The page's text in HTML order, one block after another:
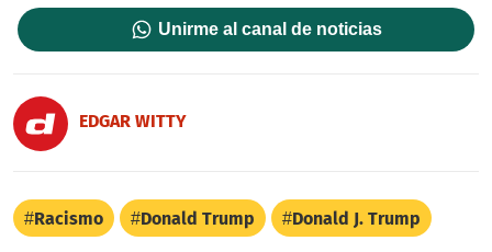
Unirme al canal de noticias
EDGAR WITTY
Racismo Donald Trump Donald J. Trump